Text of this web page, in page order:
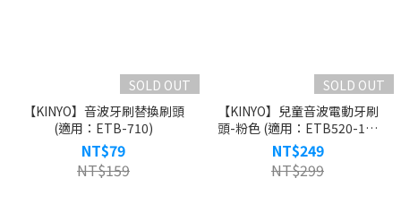
SOLD OUT
【KINYO】音波牙刷替換刷頭
(適用：ETB-710)
NT$79
NT$159
SOLD OUT
【KINYO】兒童音波電動牙刷
頭-粉色 (適用：ETB520-1、
ETB-520)
NT$249
NT$299